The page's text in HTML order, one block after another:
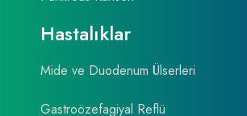
Hastalıklar
Mide ve Duodenum Ülserleri
Gastroözefagiyal Reflü